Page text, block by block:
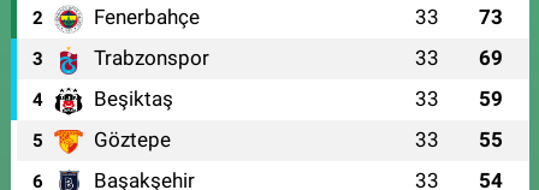
2 Fenerbahçe 33 73
3 Trabzonspor 33 69
4 Beşiktaş 33 59
5 Göztepe 33 55
6 Başakşehir 33 54